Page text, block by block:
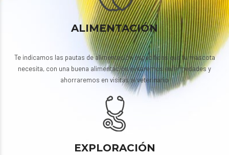
ALIMENTACIÓN
Te indicamos las pautas de alimentación específicas que tu mascota
necesita, con una buena alimentación evitaremos enfermedades y
ahorraremos en visitas al veterinario
EXPLORACIÓN